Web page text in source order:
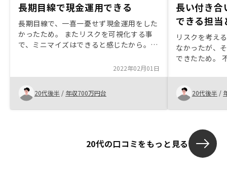
長期目線で現金運用できる
長期目線で、一喜一憂せず現金運用をした
かったため。 またリスクを可視化する事
で、ミニマイズはできると感じたから。
なく、懇切丁寧に回答していただけたの
で、信頼できた。
2022年02月01日
20代後半 / 年収700万円台
長い付き合
できる担当
リスクを考え
なかったが、
できたため。
てくれたため
や、空室リス
あったため。
20代後半 /
20代の口コミをもっと見る